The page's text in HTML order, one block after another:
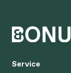
Service